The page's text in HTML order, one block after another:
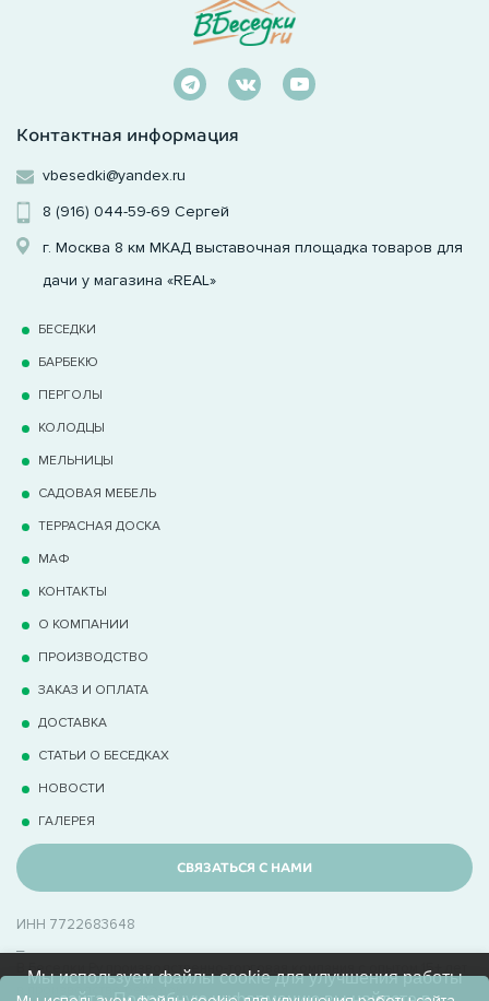
Контактная информация
vbesedki@yandex.ru
8 (916) 044-59-69 Сергей
г. Москва 8 км МКАД выставочная площадка товаров для
дачи у магазина «REAL»
БЕСЕДКИ
БАРБЕКЮ
ПЕРГОЛЫ
КОЛОДЦЫ
МЕЛЬНИЦЫ
САДОВАЯ МЕБЕЛЬ
ТЕРРАCНАЯ ДОСКА
МАФ
КОНТАКТЫ
О КОМПАНИИ
ПРОИЗВОДСТВО
ЗАКАЗ И ОПЛАТА
ДОСТАВКА
СТАТЬИ О БЕСЕДКАХ
НОВОСТИ
ГАЛЕРЕЯ
СВЯЗАТЬСЯ С НАМИ
ИНН 7722683648
В Беседки.Ру производственно-торговая компания с опытом 15+ лет
Мы используем файлы cookie для улучшения работы